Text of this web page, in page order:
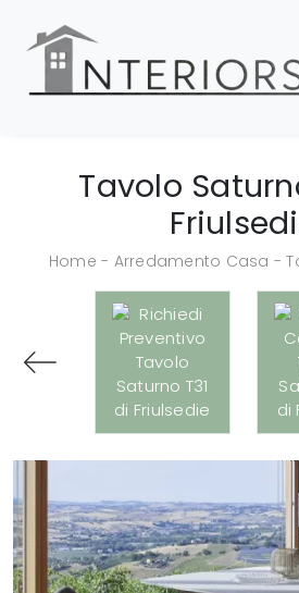
Tavolo
Home - Arredamento Casa -